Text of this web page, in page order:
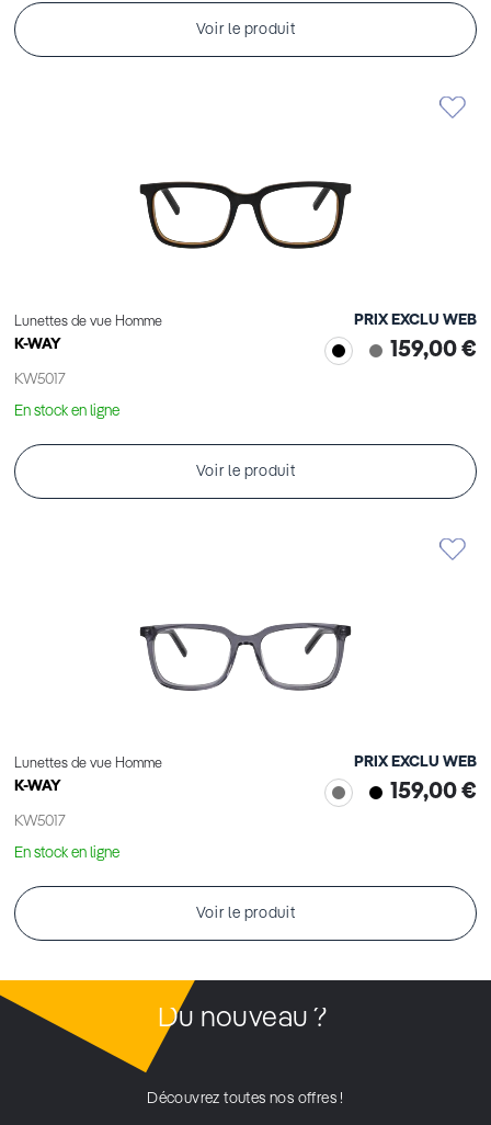
Voir le produit
Lunettes de vue Homme
K-WAY
KW5017
PRIX EXCLU WEB
159,00 €
En stock en ligne
Voir le produit
Lunettes de vue Homme
K-WAY
KW5017
PRIX EXCLU WEB
159,00 €
En stock en ligne
Voir le produit
Du nouveau ?
Découvrez toutes nos offres !